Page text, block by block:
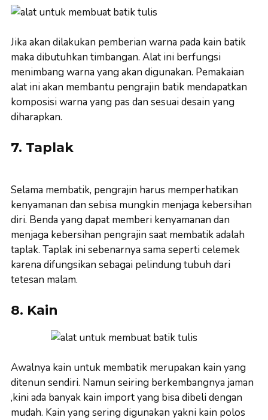
Jika akan dilakukan pemberian warna pada kain batik
maka dibutuhkan timbangan. Alat ini berfungsi
menimbang warna yang akan digunakan. Pemakaian
alat ini akan membantu pengrajin batik mendapatkan
komposisi warna yang pas dan sesuai desain yang
diharapkan.
7. Taplak
Selama membatik, pengrajin harus memperhatikan
kenyamanan dan sebisa mungkin menjaga kebersihan
diri. Benda yang dapat memberi kenyamanan dan
menjaga kebersihan pengrajin saat membatik adalah
taplak. Taplak ini sebenarnya sama seperti celemek
karena difungsikan sebagai pelindung tubuh dari
tetesan malam.
8. Kain
Awalnya kain untuk membatik merupakan kain yang
ditenun sendiri. Namun seiring berkembangnya jaman
,kini ada banyak kain import yang bisa dibeli dengan
mudah. Kain yang sering digunakan yakni kain polos